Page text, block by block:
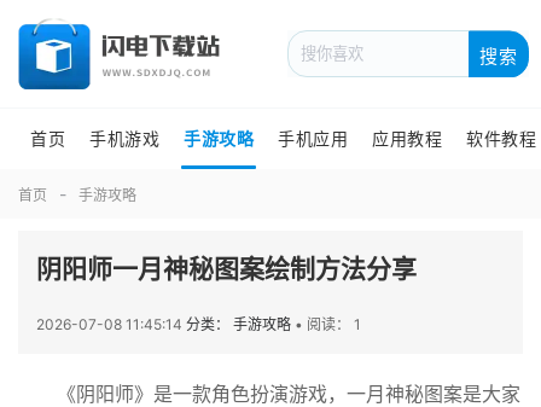
搜索
首页 手机游戏 手游攻略 手机应用 应用教程 软件教程
首页 手游攻略
阴阳师一月神秘图案绘制方法分享
2026-07-08 11:45:14 分类： 手游攻略 • 阅读： 1
《阴阳师》是一款角色扮演游戏，一月神秘图案是大家